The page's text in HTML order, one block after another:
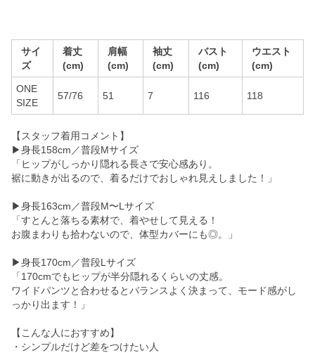
サイ
ズ
着丈
(cm)
肩幅
(cm)
袖丈
(cm)
バスト
(cm)
ウエスト
(cm)
ONE
SIZE
57/76 51 7 116 118
【スタッフ着用コメント】
▶︎身長158cm／普段Mサイズ
「ヒップがしっかり隠れる長さで安心感あり。
裾に動きが出るので、着るだけでおしゃれ見えしました！」
▶︎身長163cm／普段M〜Lサイズ
「すとんと落ちる素材で、着やせして見える！
お腹まわりも拾わないので、体型カバーにも◎。」
▶︎身長170cm／普段Lサイズ
「170cmでもヒップが半分隠れるくらいの丈感。
ワイドパンツと合わせるとバランスよく決まって、モード感がし
っかり出ます！」
【こんな人におすすめ】
・シンプルだけど差をつけたい人